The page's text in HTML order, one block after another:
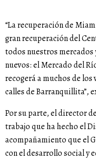
“La recuperación de
gran recuperación del
todos nuestros mercados
nuevos: el Mercado del
recogerá a muchos de los
calles de Barranquillita”,
Por su parte, el director
trabajo que ha hecho el
acompañamiento que el
con el desarrollo social y